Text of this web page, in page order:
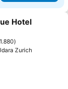
favorit
Hotel
1.880
Zurich